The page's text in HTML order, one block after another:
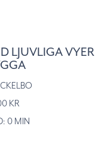
LJUVLIGA VYER
KR
0 MIN